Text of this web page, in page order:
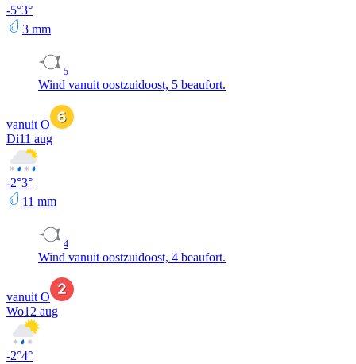
-5°3°
3 mm
5
Wind vanuit oostzuidoost, 5 beaufort.
vanuit O
Di11 aug
-2°3°
11 mm
4
Wind vanuit oostzuidoost, 4 beaufort.
vanuit O
Wo12 aug
-2°4°